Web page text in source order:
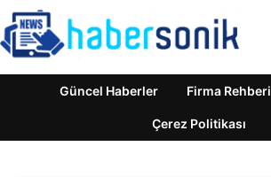
Güncel Haberler Firma Rehberi
Çerez Politikası